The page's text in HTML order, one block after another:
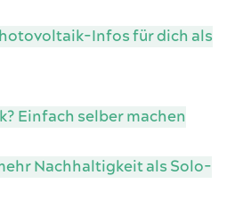
Infos für dich als
Einfach selber machen
Nachhaltigkeit als Solo-